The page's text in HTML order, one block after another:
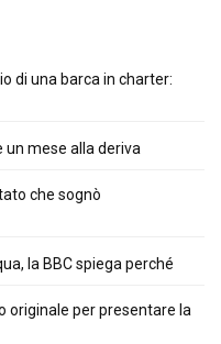
di una barca in charter:
un mese alla deriva
che sognò
la BBC spiega perché
originale per presentare la